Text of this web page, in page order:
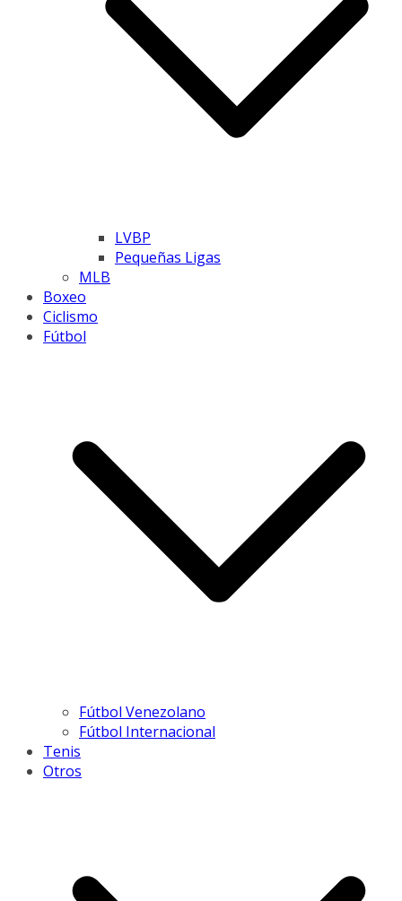
LVBP
Pequeñas Ligas
MLB
Boxeo
Ciclismo
Fútbol
Fútbol Venezolano
Fútbol Internacional
Tenis
Otros